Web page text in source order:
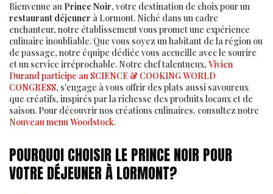
Bienvenue au Prince Noir, votre destination de choix pour un
restaurant déjeuner à Lormont. Niché dans un cadre
enchanteur, notre établissement vous promet une expérience
culinaire inoubliable. Que vous soyez un habitant de la région ou
de passage, notre équipe dédiée vous accueille avec le sourire
et un service irréprochable. Notre chef talentueux, Vivien
Durand participe au SCIENCE & COOKING WORLD
CONGRESS, s'engage à vous offrir des plats aussi savoureux
que créatifs, inspirés par la richesse des produits locaux et de
saison. Pour découvrir nos créations culinaires, consultez notre
Nouveau menu Woodstock.
POURQUOI CHOISIR LE PRINCE NOIR POUR
VOTRE DÉJEUNER À LORMONT?